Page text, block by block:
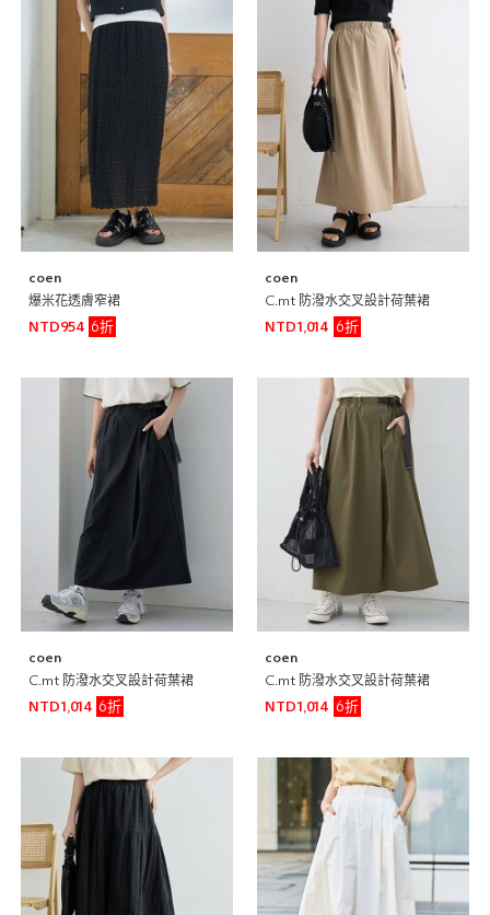
coen
爆米花透膚窄裙
NTD954
6折
coen
C.mt 防潑水交叉設計荷葉裙
NTD1,014
6折
coen
C.mt 防潑水交叉設計荷葉裙
NTD1,014
6折
coen
C.mt 防潑水交叉設計荷葉裙
NTD1,014
6折